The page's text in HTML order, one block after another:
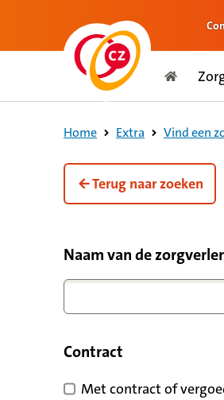
de inhoud
Home Extra Vind een
Terug naar zoeken
Naar zoekresultaten
Filteropties voor
Naam van de
Contract
Met contract of